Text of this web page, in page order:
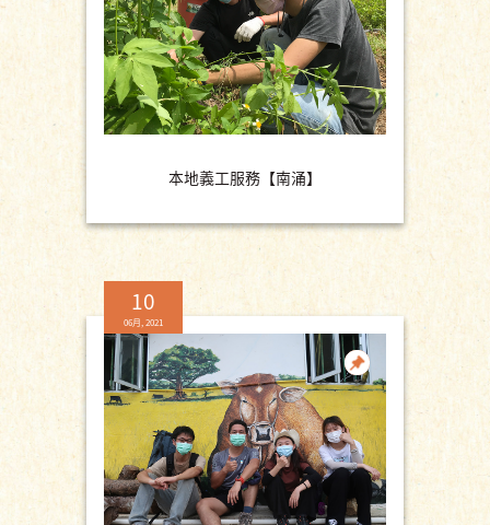
本地義工服務【南涌】
10
06月, 2021